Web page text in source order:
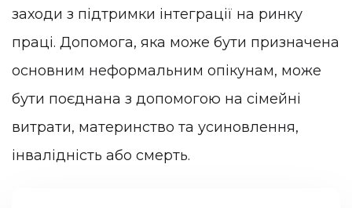
заходи з підтримки інтеграції на ринку
праці. Допомога, яка може бути призначена
основним неформальним опікунам, може
бути поєднана з допомогою на сімейні
витрати, материнство та усиновлення,
інвалідність або смерть.